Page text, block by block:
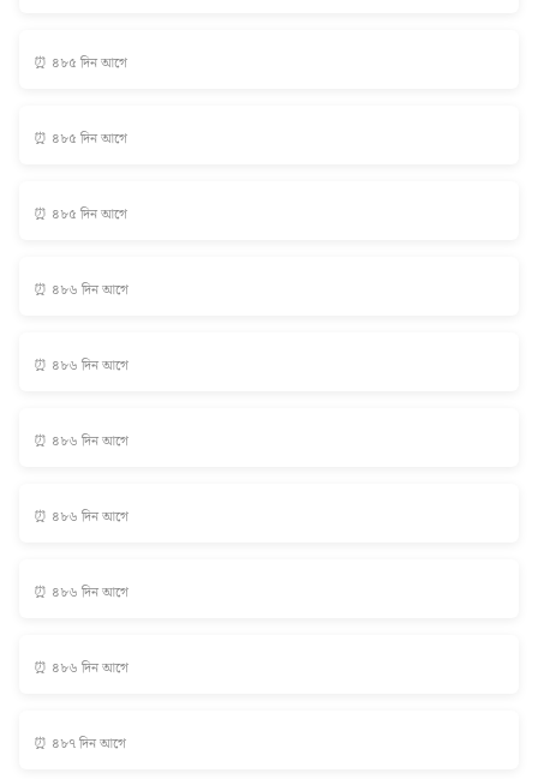
⏰ ৪৮৫ দিন আগে
⏰ ৪৮৫ দিন আগে
⏰ ৪৮৫ দিন আগে
⏰ ৪৮৬ দিন আগে
⏰ ৪৮৬ দিন আগে
⏰ ৪৮৬ দিন আগে
⏰ ৪৮৬ দিন আগে
⏰ ৪৮৬ দিন আগে
⏰ ৪৮৬ দিন আগে
⏰ ৪৮৭ দিন আগে